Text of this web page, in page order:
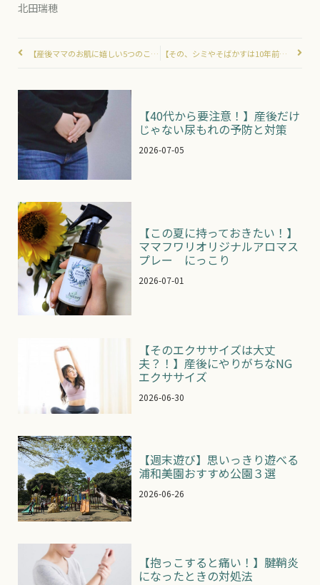
北田瑞穂
【産後ママのお肌に嬉しい5つのこだわり】ドクターリセラ 【その、シミやそばかすは10年前の日焼けが原因？】骨盤ケアついでに日焼けケアもしてみませんか？
【40代から要注意！】産後だけ
じゃない尿もれの予防と対策
2026-07-05
【この夏に持っておきたい！】
ママフワリオリジナルアロマス
プレー にっこり
2026-07-01
【そのエクササイズは大丈
夫？！】産後にやりがちなNG
エクササイズ
2026-06-30
【週末遊び】思いっきり遊べる
浦和美園おすすめ公園３選
2026-06-26
【抱っこすると痛い！】腱鞘炎
になったときの対処法